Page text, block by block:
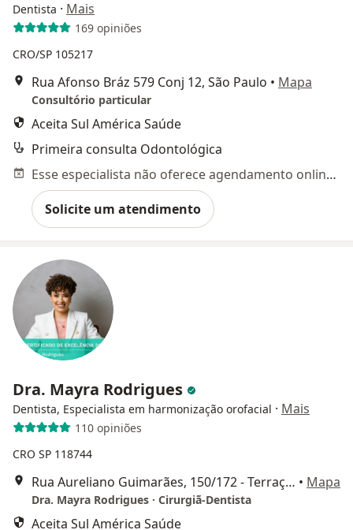
Dentista · Mais
169 opiniões
CRO/SP 105217
Rua Afonso Bráz 579 Conj 12, São Paulo • Mapa
Consultório particular
Aceita Sul América Saúde
Primeira consulta Odontológica
Esse especialista não oferece agendamento online para esse endereço.
Solicite um atendimento
Dra. Mayra Rodrigues
Dentista, Especialista em harmonização orofacial · Mais
110 opiniões
CRO SP 118744
Rua Aureliano Guimarães, 150/172 - Terraço Empresarial Jardim Sul - Sala 1024, São Paulo • Mapa
Dra. Mayra Rodrigues · Cirurgiã-Dentista
Aceita Sul América Saúde